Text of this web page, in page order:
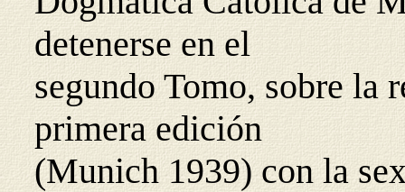
detenerse en el
segundo Tomo, sobre la
primera edición
(Munich 1939) con la